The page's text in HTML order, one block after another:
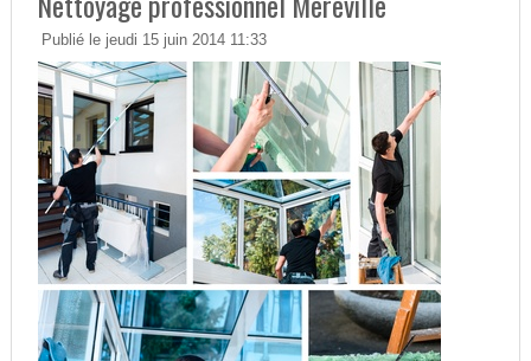
Publié le jeudi 15 juin 2014 11:33